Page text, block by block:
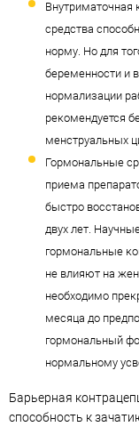
Внутриматочная
средства
норму. Но для
беременности и
нормализации
рекомендуется
менструальных
Гормональные
приема
быстро
двух лет.
гормональные
не влияют на
необходимо
месяца до
гормональный
нормальному
Барьерная
способность к